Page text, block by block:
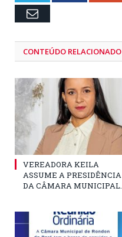
Email
CONTEÚDO RELACIONADO
VEREADORA KEILA
ASSUME A PRESIDÊNCIA
DA CÂMARA MUNICIPAL.